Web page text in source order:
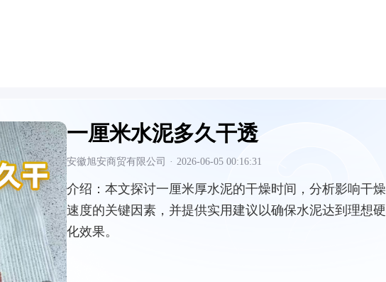
一厘米水泥多久干透
安徽旭安商贸有限公司 · 2026-06-05 00:16:31
介绍： 本文探讨一厘米厚水泥的干燥时间，分析影响干燥
速度的关键因素，并提供实用建议以确保水泥达到理想硬
化效果。